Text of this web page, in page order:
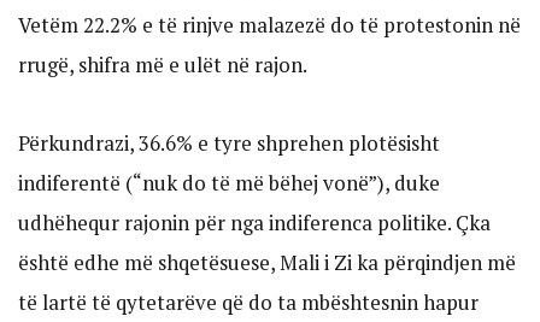
Vetëm 22.2% e të rinjve malazezë do të protestonin në
rrugë, shifra më e ulët në rajon.
Përkundrazi, 36.6% e tyre shprehen plotësisht
indiferentë (“nuk do të më bëhej vonë”), duke
udhëhequr rajonin për nga indiferenca politike. Çka
është edhe më shqetësuese, Mali i Zi ka përqindjen më
të lartë të qytetarëve që do ta mbështesnin hapur